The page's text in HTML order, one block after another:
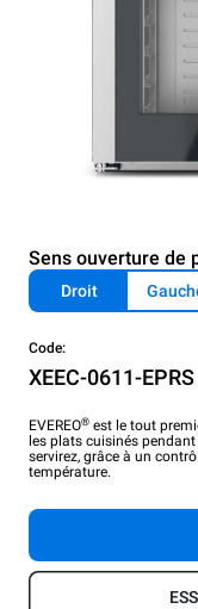
Sens ouverture de
Droit
Code:
XEEC-0611-EPRS
EVEREO® est le tout
les plats cuisinés
servirez, grâce à un
température.